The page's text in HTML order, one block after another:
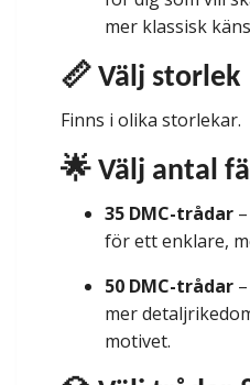
mer klassisk
📏 Välj storlek
Finns i olika storlekar.
🌟 Välj antal
35 DMC-trådar
för ett enklare,
50 DMC-trådar
mer
motivet.